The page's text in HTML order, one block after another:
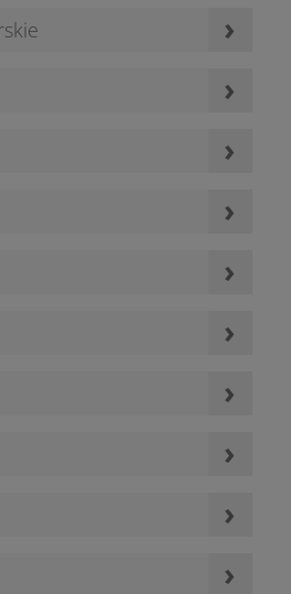
›
›
›
›
›
›
›
›
›
›